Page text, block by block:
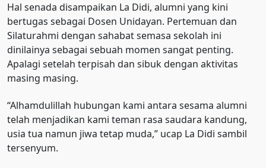
Hal senada disampaikan La Didi, alumni yang kini
bertugas sebagai Dosen Unidayan. Pertemuan dan
Silaturahmi dengan sahabat semasa sekolah ini
dinilainya sebagai sebuah momen sangat penting.
Apalagi setelah terpisah dan sibuk dengan aktivitas
masing masing.
“Alhamdulillah hubungan kami antara sesama alumni
telah menjadikan kami teman rasa saudara kandung,
usia tua namun jiwa tetap muda,” ucap La Didi sambil
tersenyum.